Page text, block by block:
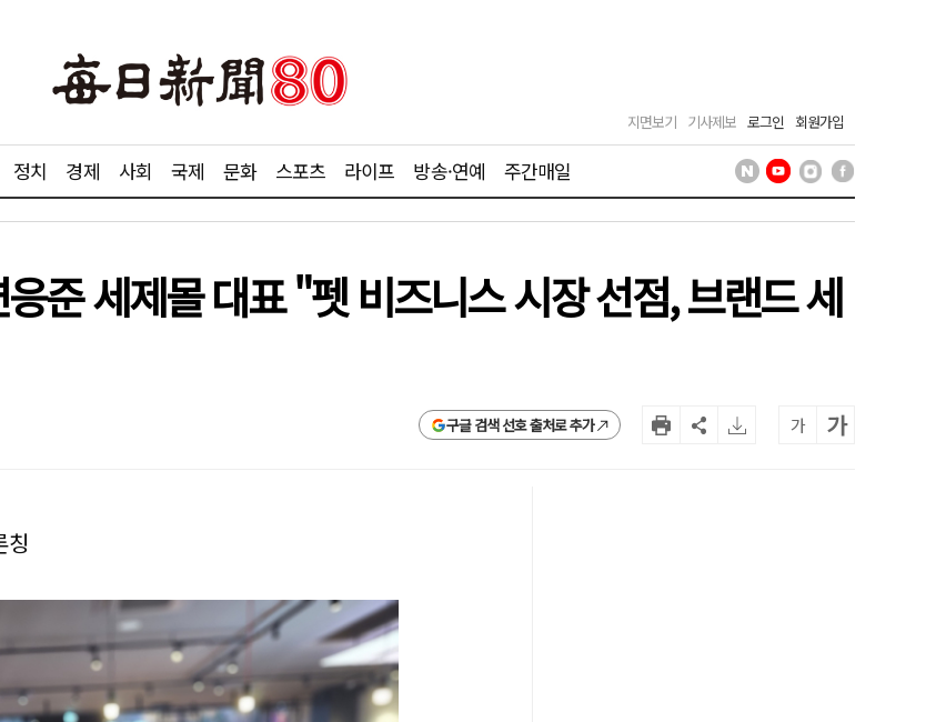
지면보기 기사제보 로그인 회원가입
정치 경제 사회 국제 문화 스포츠 라이프 방송·연예 주간매일
준 세제몰 대표 "펫 비즈니스 시장 선점, 브랜드 세
구글 검색 선호 출처로 추가 가 가
칭